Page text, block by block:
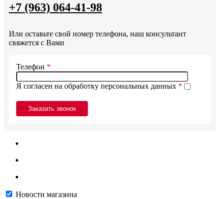
+7 (963) 064-41-98
Или оставьте свой номер телефона, наш консультант
свяжется с Вами
Я согласен на обработку персональных данных *
Телефон *
Новости магазина